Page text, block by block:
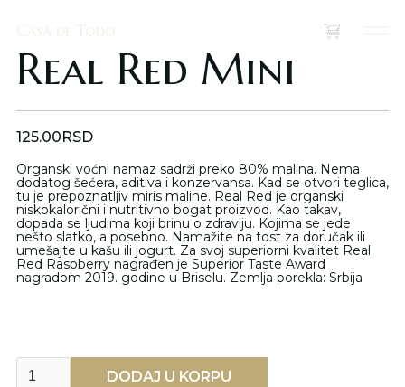
Real Red Mini
125.00RSD
Organski voćni namaz sadrži preko 80% malina. Nema
dodatog šećera, aditiva i konzervansa. Kad se otvori teglica,
tu je prepoznatljiv miris maline. Real Red je organski
niskokalorični i nutritivno bogat proizvod. Kao takav,
dopada se ljudima koji brinu o zdravlju. Kojima se jede
nešto slatko, a posebno. Namažite na tost za doručak ili
umešajte u kašu ili jogurt. Za svoj superiorni kvalitet Real
Red Raspberry nagrađen je Superior Taste Award
nagradom 2019. godine u Briselu. Zemlja porekla: Srbija